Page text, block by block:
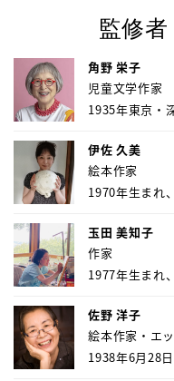
監修
角野 栄子
児童文学作家
1935年東京・
伊佐 久美
絵本作家
1970年生まれ
玉田 美知子
作家
1977年生まれ
佐野 洋子
絵本作家・エ
1938年6月28